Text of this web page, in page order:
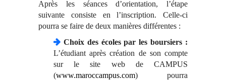
Après les séances d’orientation, l’étape
suivante consiste en l’inscription. Celle-ci
pourra se faire de deux manières différentes :
Choix des écoles par les boursiers :
L’étudiant après création de son compte
sur le site web de CAMPUS
(www.maroccampus.com) pourra